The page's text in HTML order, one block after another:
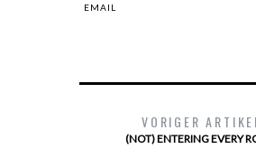
EMAIL
VORIGER ARTIKEL
(NOT) ENTERING EVERY